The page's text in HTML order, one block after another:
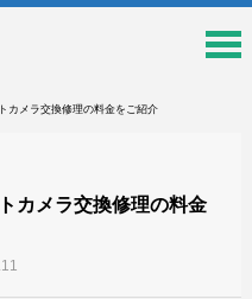
カメラ交換修理の料金をご紹介
カメラ交換修理の料金